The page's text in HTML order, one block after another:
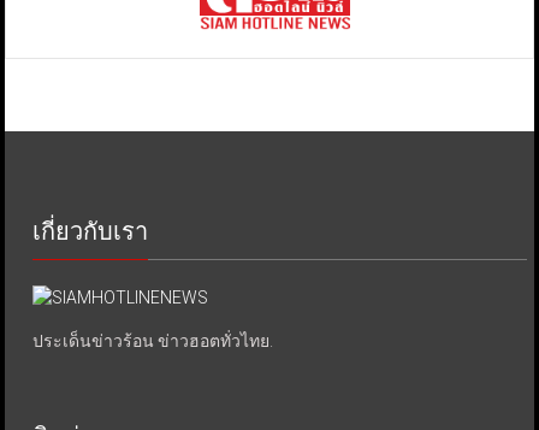
เกี่ยวกับเรา
ประเด็นข่าวร้อน ข่าวฮอตทั่วไทย.